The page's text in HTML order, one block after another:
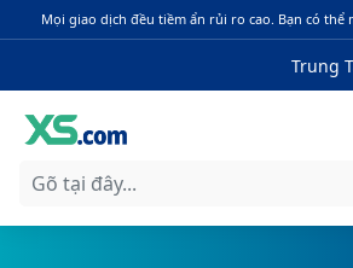
Mọi giao dịch đều tiềm ẩn rủi ro cao. Bạn có thể
Trung